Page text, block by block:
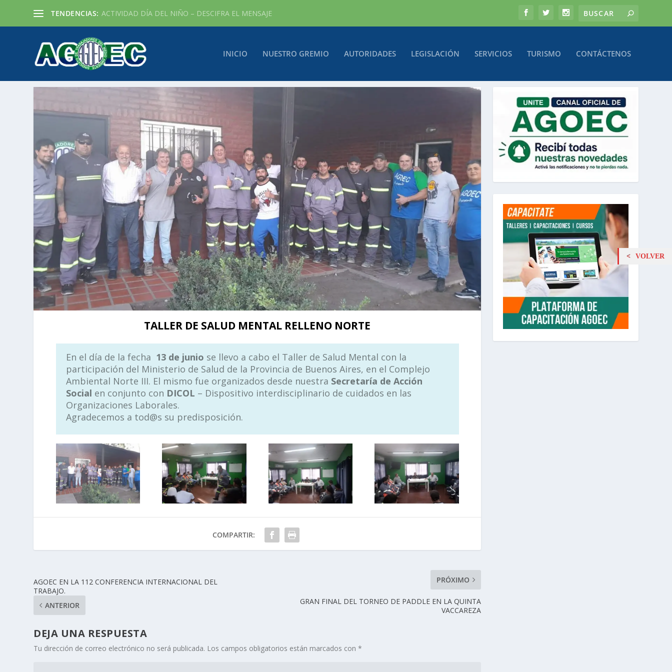
TENDENCIAS: ACTIVIDAD DÍA DEL NIÑO – DESCIFRA EL MENSAJE
INICIO NUESTRO GREMIO AUTORIDADES LEGISLACIÓN SERVICIOS TURISMO CONTÁCTENOS
TALLER DE SALUD MENTAL RELLENO NORTE
En el día de la fecha 13 de junio se llevo a cabo el Taller de Salud Mental con la
participación del Ministerio de Salud de la Provincia de Buenos Aires, en el Complejo
Ambiental Norte III. El mismo fue organizados desde nuestra Secretaría de Acción
Social en conjunto con DICOL – Dispositivo interdisciplinario de cuidados en las
Organizaciones Laborales.
Agradecemos a tod@s su predisposición.
COMPARTIR:
AGOEC EN LA 112 CONFERENCIA INTERNACIONAL DEL
TRABAJO.
ANTERIOR
PRÓXIMO
GRAN FINAL DEL TORNEO DE PADDLE EN LA QUINTA
VACCAREZA
DEJA UNA RESPUESTA
Tu dirección de correo electrónico no será publicada. Los campos obligatorios están marcados con*
VOLVER